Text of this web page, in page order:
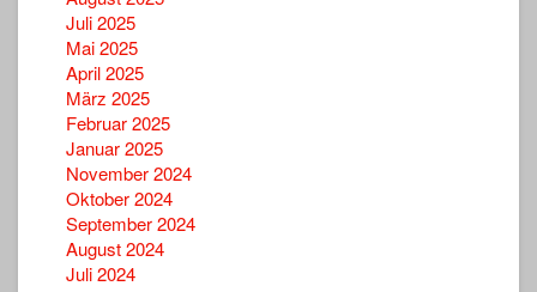
Juli 2025
Mai 2025
April 2025
März 2025
Februar 2025
Januar 2025
November 2024
Oktober 2024
September 2024
August 2024
Juli 2024